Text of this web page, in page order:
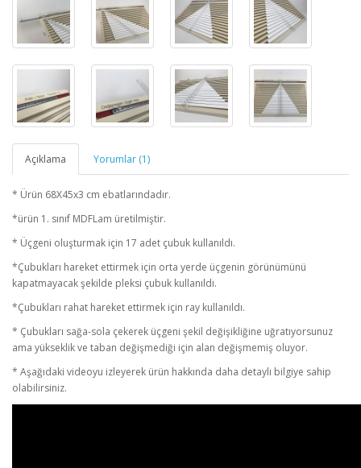
Açıklama Yorumlar (1)
* Ürün 68X45x3 cm ebatlarındadır.
*ürün 1. sınıf MDFLam üretilmiştir.
* Üçgeni oluşturmak için 17 adet çubuk kullanıldı.
*Çubukları hareket ettirmek için orta yerde üçgenin görünümünü
kapatmayacak şekilde pleksi çubuk kullanıldı.
*Çubukları rahat hareket ettirmek için ray kullanıldı.
* Çubukları sağa-sola çekerek üçgeni şekil değişikliğine uğratıyorsunuz
ama yükseklik ve taban değişmediği için alan değişmemiş oluyor.
* Aşağıdaki videoyu izleyerek ürün hakkında daha detaylı bilgiye sahip
olabilirsiniz.